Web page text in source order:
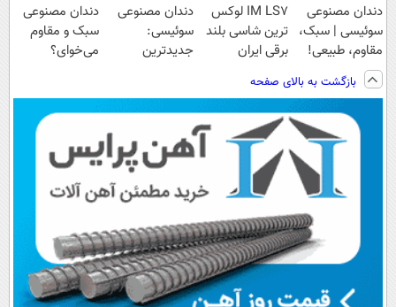
دندان مصنوعی
سوئیسی | سبک،
مقاوم، طبیعی!
ویزیت
رایگان+پرداخت
اقساطی😍
IM LS7 لوکس
ترین شاسی بلند
برقی ایران
دندان مصنوعی
سوئیسی:
جدیدترین
پرداخت قسطی
دندان مصنوعی
سبک و مقاوم
می‌خوای؟
📍تهران
بازگشت به بالای صفحه